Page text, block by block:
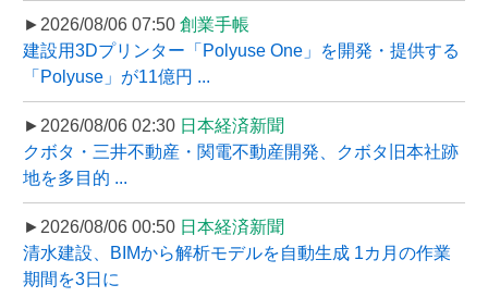
►2026/08/06 07:50 創業手帳
建設用3Dプリンター「Polyuse One」を開発・提供する
「Polyuse」が11億円 ...
►2026/08/06 02:30 日本経済新聞
クボタ・三井不動産・関電不動産開発、クボタ旧本社跡
地を多目的 ...
►2026/08/06 00:50 日本経済新聞
清水建設、BIMから解析モデルを自動生成 1カ月の作業
期間を3日に